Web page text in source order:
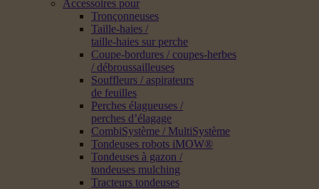
Accessoires pour
Tronçonneuses
Taille-haies /
taille-haies sur perche
Coupe-bordures / coupes-herbes
/ débroussailleuses
Souffleurs / aspirateurs
de feuilles
Perches élagueuses /
perches d’élagage
CombiSystème / MultiSystème
Tondeuses robots iMOW®
Tondeuses à gazon /
tondeuses mulching
Tracteurs tondeuses